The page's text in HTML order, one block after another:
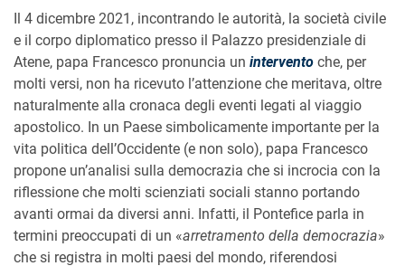
Il 4 dicembre 2021, incontrando le autorità, la società civile
e il corpo diplomatico presso il Palazzo presidenziale di
Atene, papa Francesco pronuncia un intervento che, per
molti versi, non ha ricevuto l’attenzione che meritava, oltre
naturalmente alla cronaca degli eventi legati al viaggio
apostolico. In un Paese simbolicamente importante per la
vita politica dell’Occidente (e non solo), papa Francesco
propone un’analisi sulla democrazia che si incrocia con la
riflessione che molti scienziati sociali stanno portando
avanti ormai da diversi anni. Infatti, il Pontefice parla in
termini preoccupati di un «arretramento della democrazia»
che si registra in molti paesi del mondo, riferendosi